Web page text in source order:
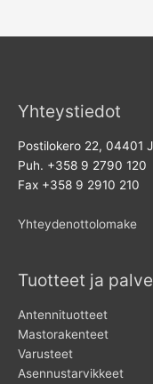
Yhteystiedot
Postilokero 22, 04401
Puh. +358 9 2790 120
Fax +358 9 2910 210
Yhteydenottolomake
Tuotteet ja
Antennituotteet
Mastorakenteet
Varusteet
Asennustarvikkeet